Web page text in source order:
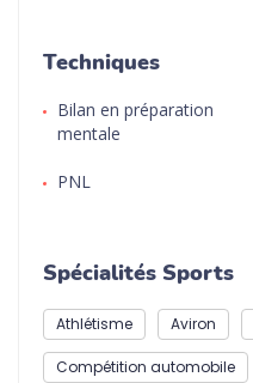
Techniques
Bilan en préparation
mentale
PNL
Spécialités Sports
Athlétisme Aviron
Compétition automobile